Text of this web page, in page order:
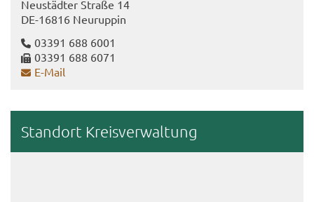
Neu­städ­ter Stra­ße 14
DE-​16816 Neu­rup­pin
03391 688 6001
03391 688 6071
E-​Mail
Stand­ort Kreis­ver­wal­tung